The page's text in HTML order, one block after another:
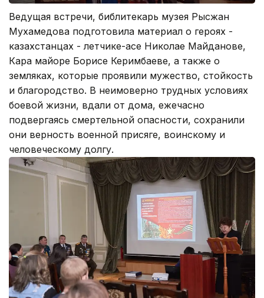
Ведущая встречи, библитекарь музея Рысжан
Мухамедова подготовила материал о героях -
казахстанцах - летчике-асе Николае Майданове,
Кара майоре Борисе Керимбаеве, а также о
земляках, которые проявили мужество, стойкость
и благородство. В неимоверно трудных условиях
боевой жизни, вдали от дома, ежечасно
подвергаясь смертельной опасности, сохранили
они верность военной присяге, воинскому и
человеческому долгу.